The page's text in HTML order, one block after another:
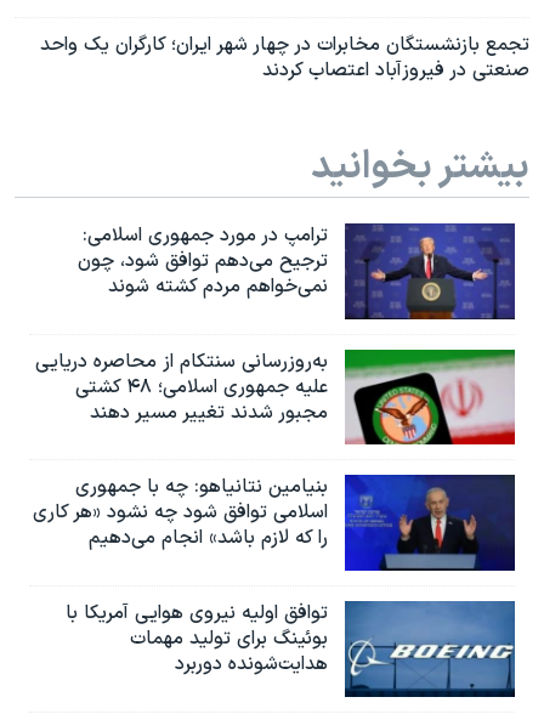
تجمع بازنشستگان مخابرات در چهار شهر ایران؛ کارگران یک واحد
صنعتی در فیروزآباد اعتصاب کردند
بیشتر بخوانید
ترامپ در مورد جمهوری اسلامی:
ترجیح می‌دهم توافق شود، چون
نمی‌خواهم مردم کشته شوند
به‌روزرسانی سنتکام از محاصره دریایی
علیه جمهوری اسلامی؛ ۴۸ کشتی
مجبور شدند تغییر مسیر دهند
بنیامین نتانیاهو: چه با جمهوری
اسلامی توافق شود چه نشود «هر کاری
را که لازم باشد» انجام می‌دهیم
توافق اولیه نیروی هوایی آمریکا با
بوئينگ برای تولید مهمات
هدایت‌شونده دوربرد